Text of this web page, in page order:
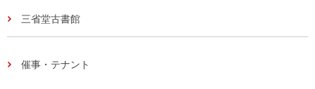
三省堂古書館
催事・テナント